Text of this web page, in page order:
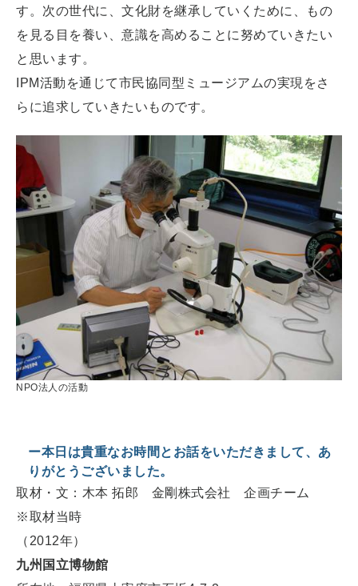
す。次の世代に、文化財を継承していくために、もの
を見る目を養い、意識を高めることに努めていきたい
と思います。
IPM活動を通じて市民協同型ミュージアムの実現をさ
らに追求していきたいものです。
NPO法人の活動
ー本日は貴重なお時間とお話をいただきまして、あ
りがとうございました。
取材・文：木本 拓郎 金剛株式会社 企画チーム
※取材当時
（2012年）
九州国立博物館